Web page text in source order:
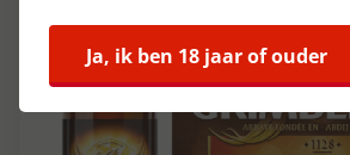
Ja, ik ben 18 jaar of ouder